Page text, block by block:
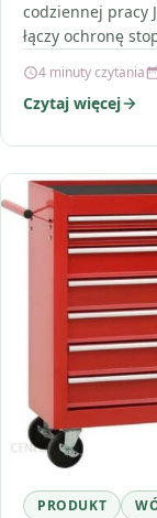
codziennej pracy
łączy ochronę
4 minuty czytania
Czytaj więcej
PRODUKT